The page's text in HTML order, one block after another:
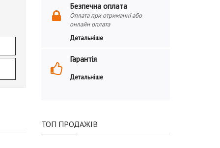
Безпечна оплата
Оплата при отриманні або
онлайн оплата
Детальніше
Гарантія
Детальніше
ТОП ПРОДАЖІВ